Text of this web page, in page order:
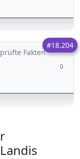
#18.204
Fakten
0